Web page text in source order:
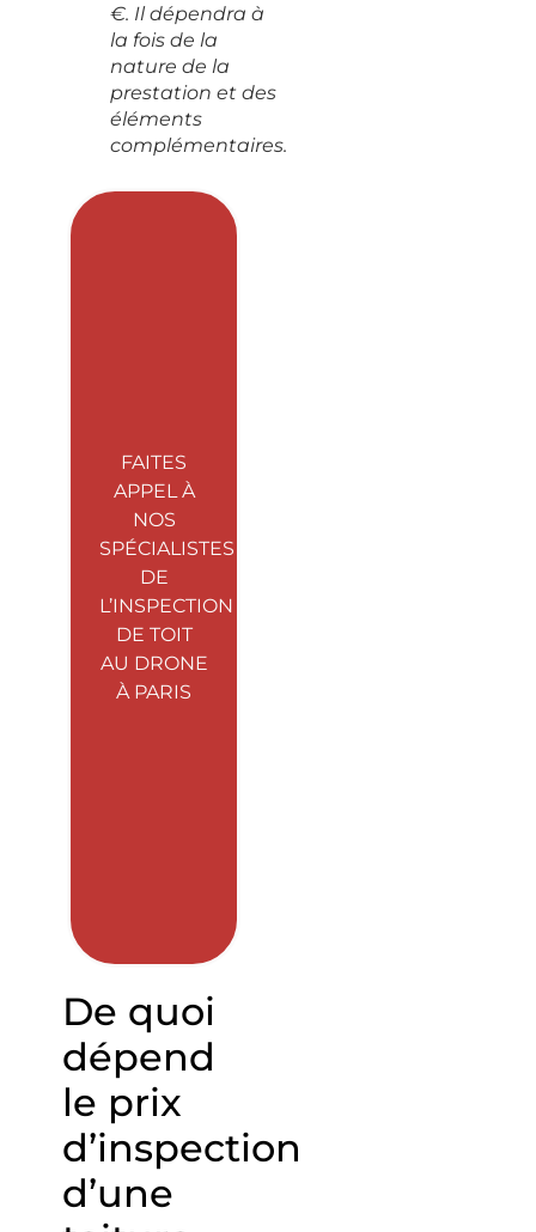
€. Il dépendra à
la fois de la
nature de la
prestation et des
éléments
complémentaires.
FAITES
APPEL À
NOS
SPÉCIALISTES
DE
L’INSPECTION
DE TOIT
AU DRONE
À PARIS
De quoi
dépend
le prix
d’inspection
d’une